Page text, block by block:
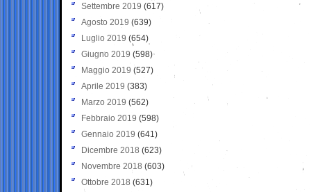
Settembre 2019 (617)
Agosto 2019 (639)
Luglio 2019 (654)
Giugno 2019 (598)
Maggio 2019 (527)
Aprile 2019 (383)
Marzo 2019 (562)
Febbraio 2019 (598)
Gennaio 2019 (641)
Dicembre 2018 (623)
Novembre 2018 (603)
Ottobre 2018 (631)